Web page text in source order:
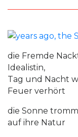
die Fremde
Idealistin,
Tag und Nacht
Feuer verhört
die Sonne
auf ihre Natur